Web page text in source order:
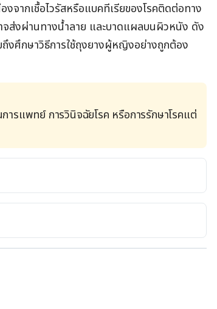
จากเชื้อไวรัสหรือแบคทีเรียของโรคติดต่อทาง
ส่งผ่านทางน้ำลาย และบาดแผลบนผิวหนัง ดัง
ถึงศึกษาวิธีการใช้ถุงยางผู้หญิงอย่างถูกต้อง
รแพทย์ การวินิจฉัยโรค หรือการรักษาโรคแต่
contraception/female-
July 20, 2022.
ษฐา อรุณาทิตย์